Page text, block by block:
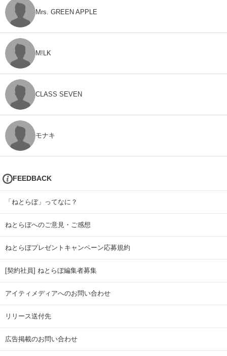
Mrs. GREEN APPLE
M!LK
CLASS SEVEN
モナキ
FEEDBACK
「ねとらぼ」ってなに？
ねとらぼへのご意見・ご感想
ねとらぼプレゼントキャンペーン応募規約
[契約社員] ねとらぼ編集者募集
アイティメディアへのお問い合わせ
リリース送付先
広告掲載のお問い合わせ